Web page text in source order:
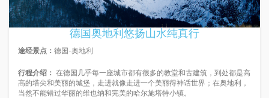
德国奥地利悠扬山水纯真行
途经景点： 德国-奥地利
行程介绍： 在德国几乎每一座城市都有很多的教堂和古建筑，到处都是高
高的塔尖和美丽的城堡，走进就像走进一个美丽得神话世界；在奥地利，
当然不能错过华丽的维也纳和完美的哈尔施塔特小镇。